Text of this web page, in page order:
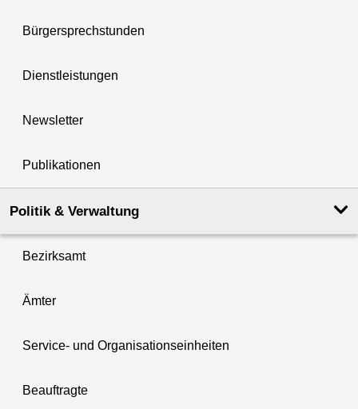
Bürgersprechstunden
Dienstleistungen
Newsletter
Publikationen
Politik & Verwaltung
Bezirksamt
Ämter
Service- und Organisationseinheiten
Beauftragte